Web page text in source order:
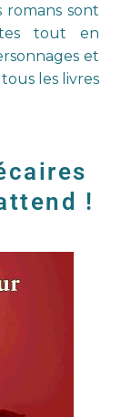
romans sont
tout en
et
les livres
!